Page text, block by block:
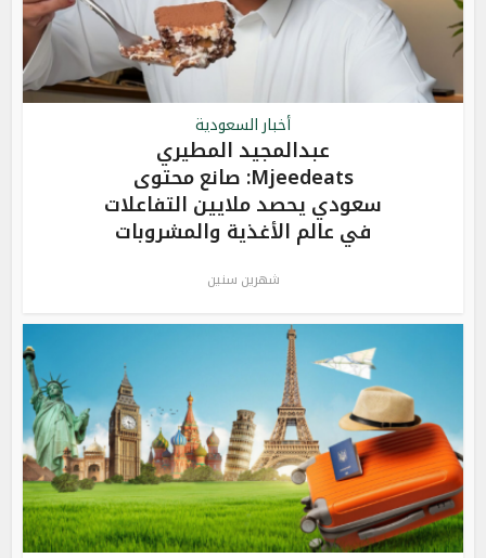
أخبار السعودية
عبدالمجيد المطيري
Mjeedeats: صانع محتوى
سعودي يحصد ملايين التفاعلات
في عالم الأغذية والمشروبات
شهرين سنين